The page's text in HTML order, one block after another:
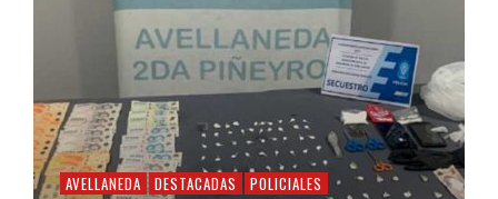
AVELLANEDA DESTACADAS POLICIALES